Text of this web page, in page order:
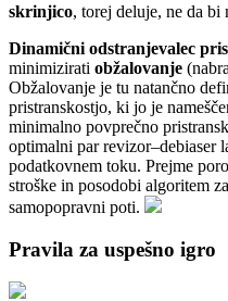
skrinjico, torej deluje, ne da
Dinamični odstranjevalec
minimizirati obžalovanje
Obžalovanje je tu natančno
pristranskostjo, ki jo je
minimalno povprečno
optimalni par revizor–debiaser
podatkovnem toku. Prejme
stroške in posodobi algoritem
samopopravni poti.
Pravila za uspešno igro